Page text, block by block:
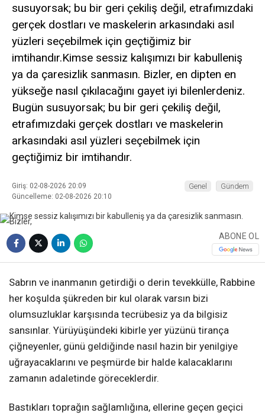
susuyorsak; bu bir geri çekiliş değil, etrafımızdaki
gerçek dostları ve maskelerin arkasındaki asıl
yüzleri seçebilmek için geçtiğimiz bir
imtihandır.Kimse sessiz kalışımızı bir kabulleniş
ya da çaresizlik sanmasın. Bizler, en dipten en
yükseğe nasıl çıkılacağını gayet iyi bilenlerdeniz.
Bugün susuyorsak; bu bir geri çekiliş değil,
etrafımızdaki gerçek dostları ve maskelerin
arkasındaki asıl yüzleri seçebilmek için
geçtiğimiz bir imtihandır.
Giriş: 02-08-2026 20:09
Güncelleme: 02-08-2026 20:10
Genel Gündem
ABONE OL
Sabrın ve inanmanın getirdiği o derin tevekkülle, Rabbine
her koşulda şükreden bir kul olarak varsın bizi
olumsuzluklar karşısında tecrübesiz ya da bilgisiz
sansınlar. Yürüyüşündeki kibirle yer yüzünü tirança
çiğneyenler, günü geldiğinde nasıl hazin bir yenilgiye
uğrayacaklarını ve peşmürde bir halde kalacaklarını
zamanın adaletinde göreceklerdir.
Bastıkları toprağın sağlamlığına, ellerine geçen geçici